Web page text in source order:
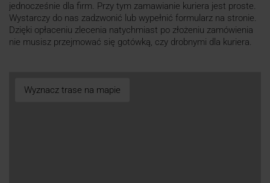
jednocześnie dla firm. Przy tym zamawianie kuriera jest proste.
Wystarczy do nas zadzwonić lub wypełnić formularz na stronie.
Dzięki opłaceniu zlecenia natychmiast po złożeniu zamówienia
nie musisz przejmować się gotówką, czy drobnymi dla kuriera.
Wyznacz trase na mapie